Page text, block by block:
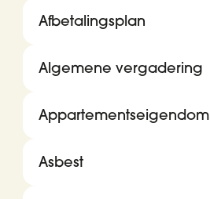
Afbetalingsplan
Algemene vergadering
Appartementseigendom
Asbest